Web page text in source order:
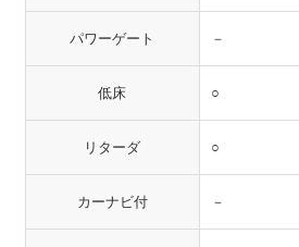
パワーゲート －
低床 ○
リターダ ○
カーナビ付 －